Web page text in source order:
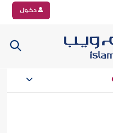
دخول